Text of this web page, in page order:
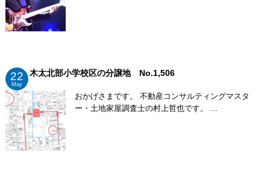
22
May
木太北部小学校区の分譲地 No.1,506
おかげさまです。 不動産コンサルティングマスタ
ー・土地家屋調査士の村上哲也です。 ...